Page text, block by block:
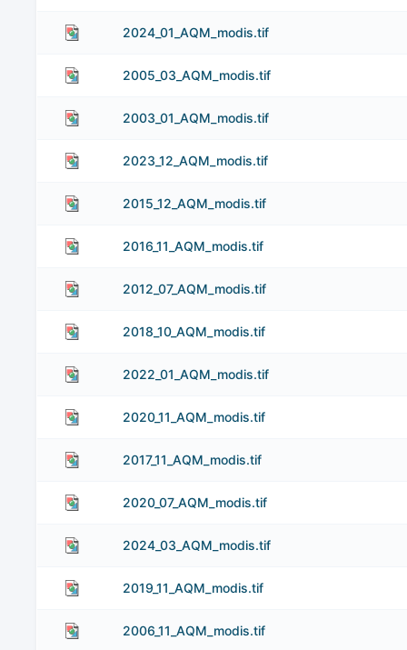
2024_01_AQM_modis.tif
2005_03_AQM_modis.tif
2003_01_AQM_modis.tif
2023_12_AQM_modis.tif
2015_12_AQM_modis.tif
2016_11_AQM_modis.tif
2012_07_AQM_modis.tif
2018_10_AQM_modis.tif
2022_01_AQM_modis.tif
2020_11_AQM_modis.tif
2017_11_AQM_modis.tif
2020_07_AQM_modis.tif
2024_03_AQM_modis.tif
2019_11_AQM_modis.tif
2006_11_AQM_modis.tif